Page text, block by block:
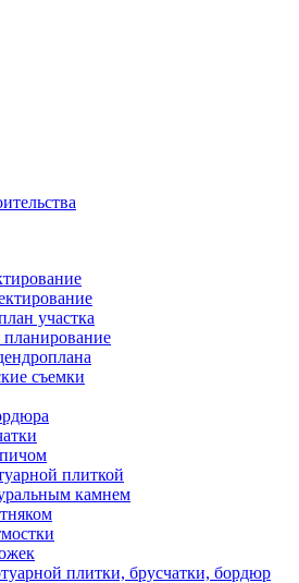
участка
планирование
съемки
плиткой
камнем
плитки, брусчатки, бордюр